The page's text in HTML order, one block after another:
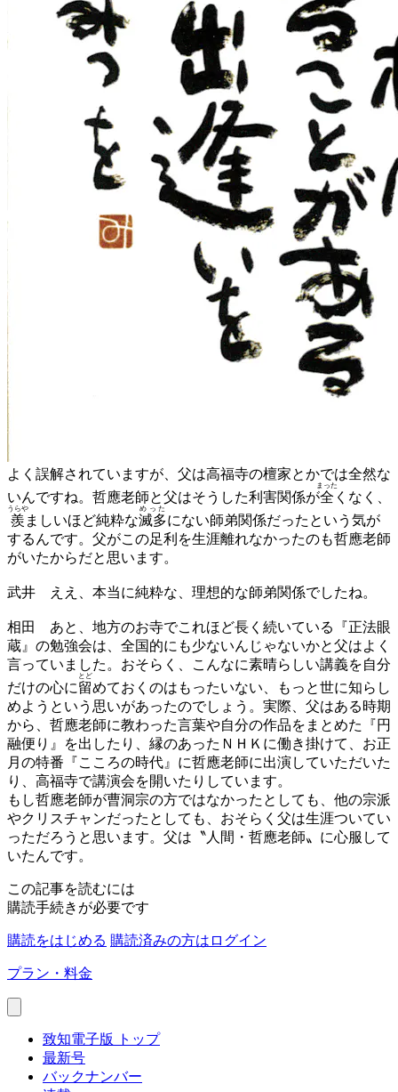
よく誤解されていますが、父は高福寺の檀家とかでは全然な
いんですね。哲應老師と父はそうした利害関係が全
まった
くなく、
羨
うらや
ましいほど純粋な滅多
めった
にない師弟関係だったという気が
するんです。父がこの足利を生涯離れなかったのも哲應老師
がいたからだと思います。
武井 ええ、本当に純粋な、理想的な師弟関係でしたね。
相田
あと、地方のお寺でこれほど長く続いている『正法眼
蔵』の勉強会は、全国的にも少ないんじゃないかと父はよく
言っていました。おそらく、こんなに素晴らしい講義を自分
だけの心に留
とど
めておくのはもったいない、もっと世に知らし
めようという思いがあったのでしょう。実際、父はある時期
から、哲應老師に教わった言葉や自分の作品をまとめた『円
融便り』を出したり、縁のあったＮＨＫに働き掛けて、お正
月の特番『こころの時代』に哲應老師に出演していただいた
り、高福寺で講演会を開いたりしています。
もし哲應老師が曹洞宗の方ではなかったとしても、他の宗派
やクリスチャンだったとしても、おそらく父は生涯ついてい
っただろうと思います。父は〝人間・哲應老師〟に心服して
いたんです。
この記事を読むには
購読手続きが必要です
購読をはじめる 購読済みの方はログイン
プラン・料金
致知電子版 トップ
最新号
バックナンバー